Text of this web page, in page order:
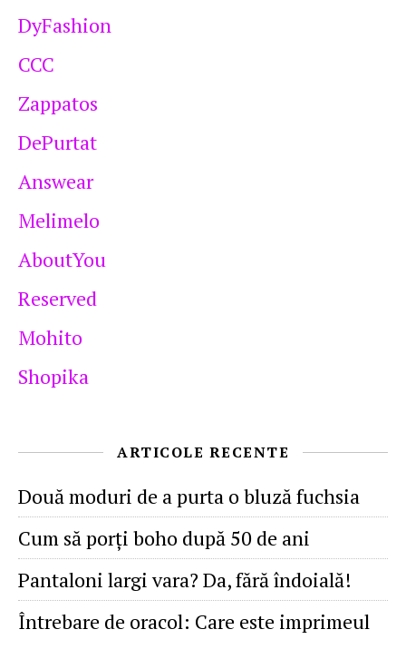
DyFashion
CCC
Zappatos
DePurtat
Answear
Melimelo
AboutYou
Reserved
Mohito
Shopika
ARTICOLE RECENTE
Două moduri de a purta o bluză fuchsia
Cum să porţi boho după 50 de ani
Pantaloni largi vara? Da, fără îndoială!
Întrebare de oracol: Care este imprimeul